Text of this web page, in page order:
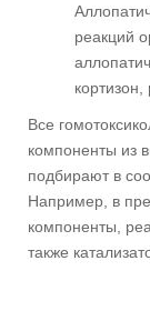
реакций
Все
компоненты из
подбирают в
Например, в
компоненты,
также